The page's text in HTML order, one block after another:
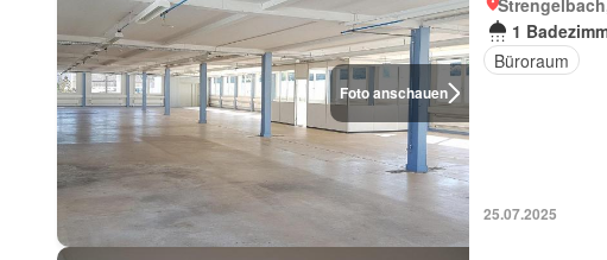
Foto anschauen
1
Büroraum
25.07.2025